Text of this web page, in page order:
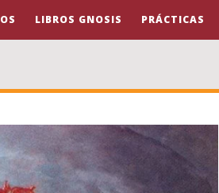
LIBROS GNOSIS PRÁCTICAS